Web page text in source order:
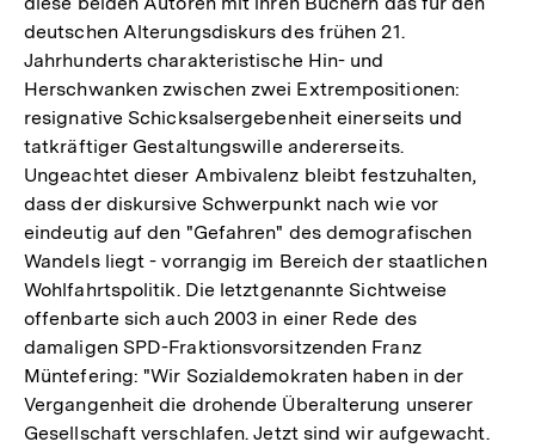
deutschen Alterungsdiskurs des frühen 21.
Jahrhunderts charakteristische Hin- und
Herschwanken zwischen zwei Extrempositionen:
resignative Schicksalsergebenheit einerseits und
tatkräftiger Gestaltungswille andererseits.
Ungeachtet dieser Ambivalenz bleibt festzuhalten,
dass der diskursive Schwerpunkt nach wie vor
eindeutig auf den "Gefahren" des demografischen
Wandels liegt - vorrangig im Bereich der staatlichen
Wohlfahrtspolitik. Die letztgenannte Sichtweise
offenbarte sich auch 2003 in einer Rede des
damaligen SPD-Fraktionsvorsitzenden Franz
Müntefering: "Wir Sozialdemokraten haben in der
Vergangenheit die drohende Überalterung unserer
Gesellschaft verschlafen. Jetzt sind wir aufgewacht.